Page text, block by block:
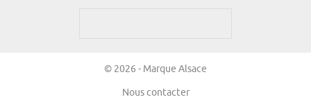
© 2026 - Marque Alsace
Nous contacter